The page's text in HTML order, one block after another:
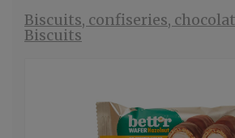
Biscuits, confiseries,
Biscuits